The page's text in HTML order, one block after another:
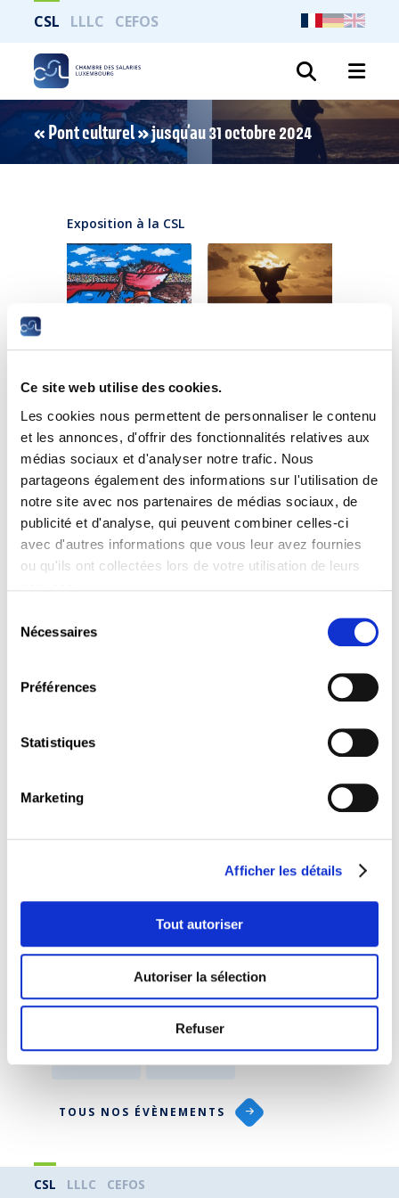
Ce site web utilise des cookies.
Les cookies nous permettent de personnaliser le contenu
et les annonces, d'offrir des fonctionnalités relatives aux
médias sociaux et d'analyser notre trafic. Nous
partageons également des informations sur l'utilisation de
notre site avec nos partenaires de médias sociaux, de
publicité et d'analyse, qui peuvent combiner celles-ci
avec d'autres informations que vous leur avez fournies
ou qu'ils ont collectées lors de votre utilisation de leurs
Nécessaires
Préférences
Statistiques
Marketing
Afficher les détails
Tout autoriser
Autoriser la sélection
Refuser
CSL LLLC CEFOS
« Pont culturel » jusqu’au 31 octobre 2024
Exposition à la CSL
Exposition jusqu’au 31 octobre 2024 | Visite
Les artistes :
Peintures de Nelson Neves – Photos de
Sérgio Pires
Plus d’informations
Séances d'information
Formatiounscongé a -bäihëllefe fir
Privatpersounen
TOUS NOS ÉVÈNEMENTS
CSL LLLC CEFOS